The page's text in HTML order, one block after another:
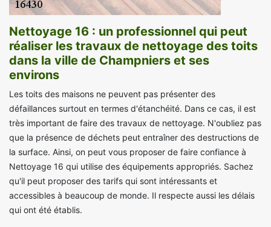
Nettoyage 16 : un professionnel qui peut
réaliser les travaux de nettoyage des toits
dans la ville de Champniers et ses
environs
Les toits des maisons ne peuvent pas présenter des
défaillances surtout en termes d'étanchéité. Dans ce cas, il est
très important de faire des travaux de nettoyage. N'oubliez pas
que la présence de déchets peut entraîner des destructions de
la surface. Ainsi, on peut vous proposer de faire confiance à
Nettoyage 16 qui utilise des équipements appropriés. Sachez
qu'il peut proposer des tarifs qui sont intéressants et
accessibles à beaucoup de monde. Il respecte aussi les délais
qui ont été établis.